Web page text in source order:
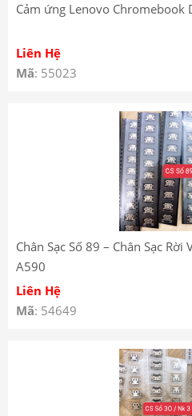
Cảm ứng Lenovo Chromebook
Liên Hệ
Mã: 55023
Chân Sạc Số 89 – Chân Sạc
A590
Liên Hệ
Mã: 54649